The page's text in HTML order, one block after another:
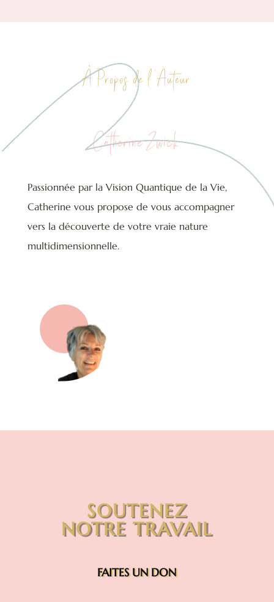
À Propos de l ‘Auteur
Catherine Zwick
Passionnée par la Vision Quantique de la Vie,
Catherine vous propose de vous accompagner
vers la découverte de votre vraie nature
multidimensionnelle.
SOUTENEZ
NOTRE TRAVAIL
FAITES UN DON